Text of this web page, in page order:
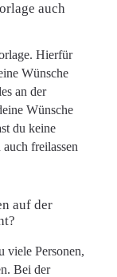
auch
Hierfür
Wünsche
an der
Wünsche
du keine
freilassen
auf der
viele Personen,
Bei der